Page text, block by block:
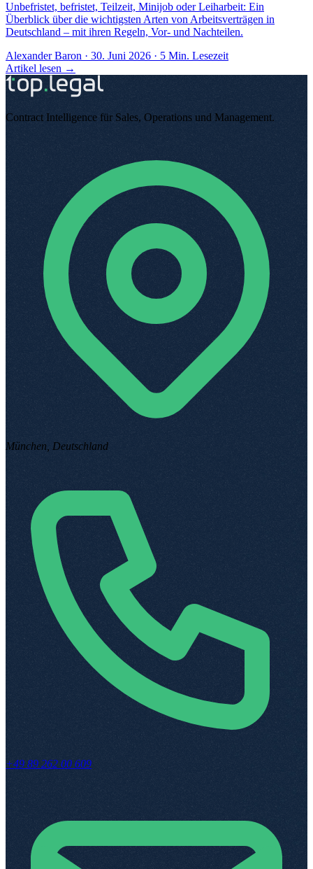
Unbefristet, befristet, Teilzeit, Minijob oder Leiharbeit: Ein
Überblick über die wichtigsten Arten von Arbeitsverträgen in
Deutschland – mit ihren Regeln, Vor- und Nachteilen.
Alexander Baron · 30. Juni 2026 · 5 Min. Lesezeit
Artikel lesen →
Contract Intelligence für Sales, Operations und Management.
München, Deutschland
+49 89 262 00 609